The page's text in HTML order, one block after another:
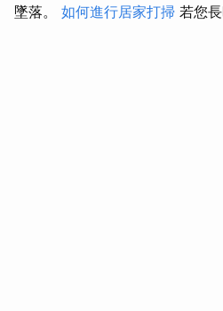
墜落。 如何進行居家打掃 若您